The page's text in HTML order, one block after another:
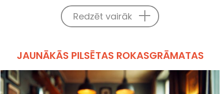
Redzēt vairāk
JAUNĀKĀS PILSĒTAS ROKASGRĀMATAS